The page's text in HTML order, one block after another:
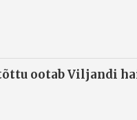
ootab Viljandi